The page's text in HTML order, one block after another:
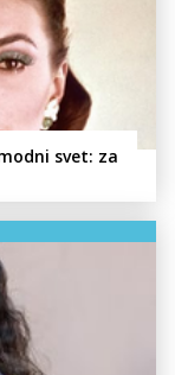
svet: za